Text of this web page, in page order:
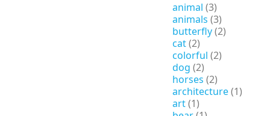
animal (3)
animals (3)
butterfly(2)
cat(2)
colorful (2)
dog (2)
horses (2)
architecture(1)
art(1)